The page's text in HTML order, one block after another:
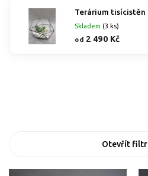
Terárium tisícistěn
Skladem (3 ks)
od 2 490 Kč
Otevřít filtr